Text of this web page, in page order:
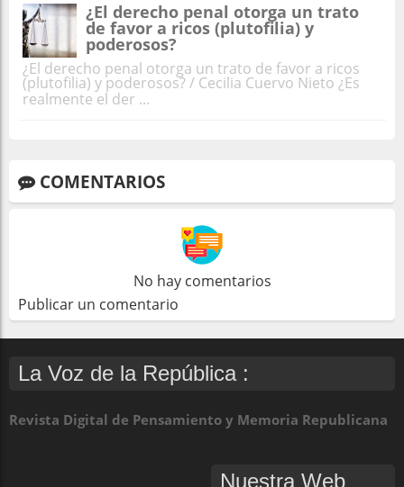
¿El derecho penal otorga un trato
de favor a ricos (plutofilia) y
poderosos?
¿El derecho penal otorga un trato de favor a ricos
(plutofilia) y poderosos? / Cecilia Cuervo Nieto ¿Es
realmente el der ...
COMENTARIOS
No hay comentarios
Publicar un comentario
La Voz de la República :
Revista Digital de Pensamiento y Memoria Republicana
Nuestra Web